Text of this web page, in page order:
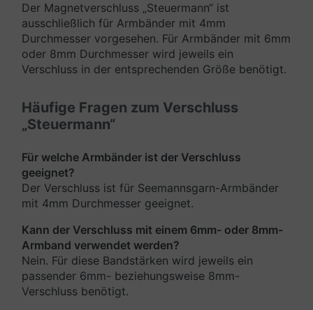
Der Magnetverschluss „Steuermann“ ist
ausschließlich für Armbänder mit 4mm
Durchmesser vorgesehen. Für Armbänder mit 6mm
oder 8mm Durchmesser wird jeweils ein
Verschluss in der entsprechenden Größe benötigt.
Häufige Fragen zum Verschluss
„Steuermann“
Für welche Armbänder ist der Verschluss
geeignet?
Der Verschluss ist für Seemannsgarn-Armbänder
mit 4mm Durchmesser geeignet.
Kann der Verschluss mit einem 6mm- oder 8mm-
Armband verwendet werden?
Nein. Für diese Bandstärken wird jeweils ein
passender 6mm- beziehungsweise 8mm-
Verschluss benötigt.